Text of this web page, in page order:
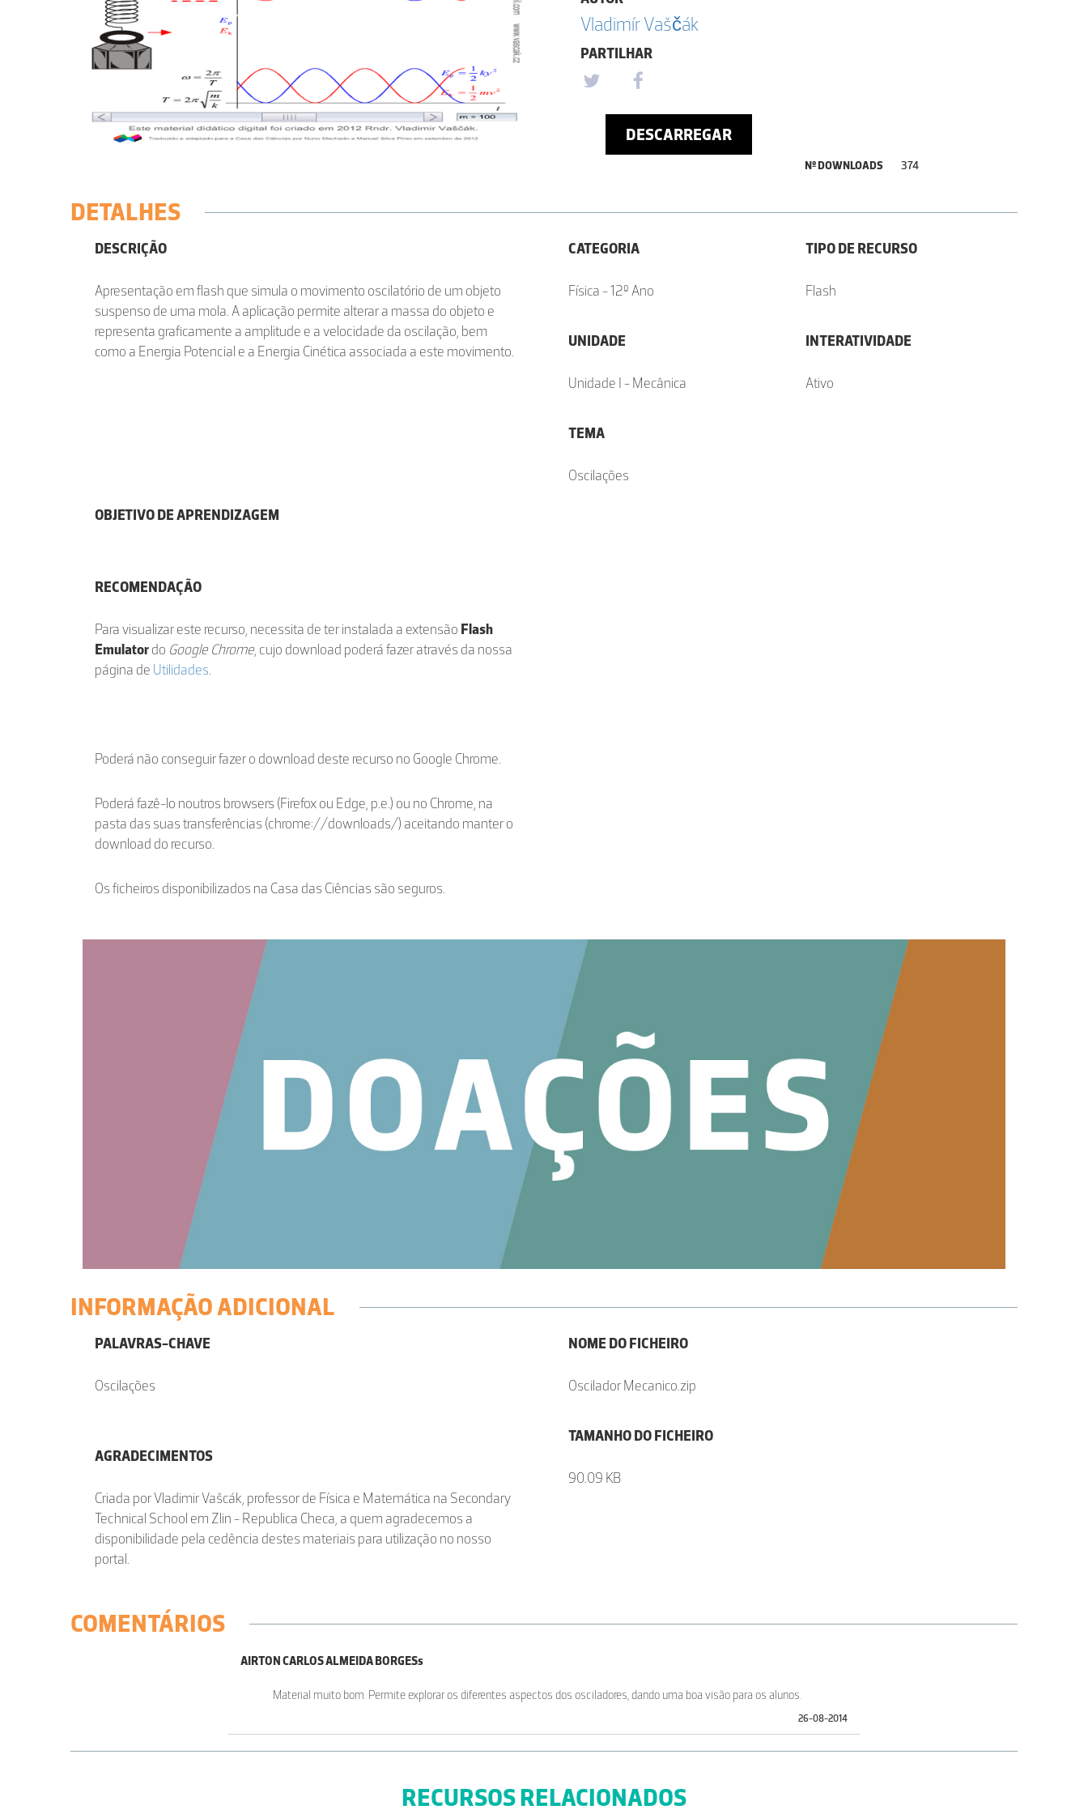
Vladimír Vaščák
PARTILHAR
DESCARREGAR
Nº DOWNLOADS 374
DETALHES
DESCRIÇÃO
Apresentação em flash que simula o movimento oscilatório de um objeto
suspenso de uma mola. A aplicação permite alterar a massa do objeto e
representa graficamente a amplitude e a velocidade da oscilação, bem
como a Energia Potencial e a Energia Cinética associada a este movimento.
OBJETIVO DE APRENDIZAGEM
RECOMENDAÇÃO
Para visualizar este recurso, necessita de ter instalada a extensão Flash
Emulatordo Google Chrome, cujo download poderá fazer através da nossa
página de Utilidades.
Poderá não conseguir fazer o download deste recurso no Google Chrome.
Poderá fazê-lo noutros browsers (Firefox ou Edge, p.e.) ou no Chrome, na
pasta das suas transferências (chrome://downloads/) aceitando manter o
download do recurso.
Os ficheiros disponibilizados na Casa das Ciências são seguros.
CATEGORIA
Física - 12º Ano
UNIDADE
Unidade I - Mecânica
TEMA
Oscilações
TIPO DE RECURSO
Flash
INTERATIVIDADE
Ativo
INFORMAÇÃO ADICIONAL
PALAVRAS-CHAVE
Oscilações
AGRADECIMENTOS
Criada por Vladimir Vašcák, professor de Física e Matemática na Secondary
Technical School em Zlin - Republica Checa, a quem agradecemos a
disponibilidade pela cedência destes materiais para utilização no nosso
portal.
NOME DO FICHEIRO
Oscilador Mecanico.zip
TAMANHO DO FICHEIRO
90.09 KB
COMENTÁRIOS
AIRTON CARLOS ALMEIDA BORGESs
Material muito bom. Permite explorar os diferentes aspectos dos osciladores, dando uma boa visão para os alunos.
26-08-2014
RECURSOS RELACIONADOS